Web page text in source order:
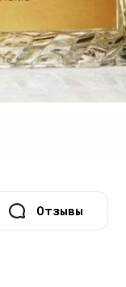
Отзывы